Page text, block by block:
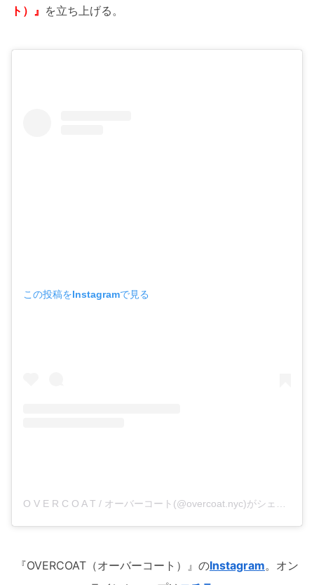
ト）』 を立ち上げる。
この投稿をInstagramで見る
『OVERCOAT（オーバーコート）』のInstagram。オン